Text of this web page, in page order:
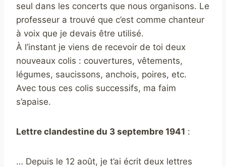
seul dans les concerts que nous organisons. Le
professeur a trouvé que c’est comme chanteur
à voix que je devais être utilisé.
À l’instant je viens de recevoir de toi deux
nouveaux colis : couvertures, vêtements,
légumes, saucissons, anchois, poires, etc.
Avec tous ces colis successifs, ma faim
s’apaise.
Lettre clandestine du 3 septembre 1941 :
… Depuis le 12 août, je t’ai écrit deux lettres